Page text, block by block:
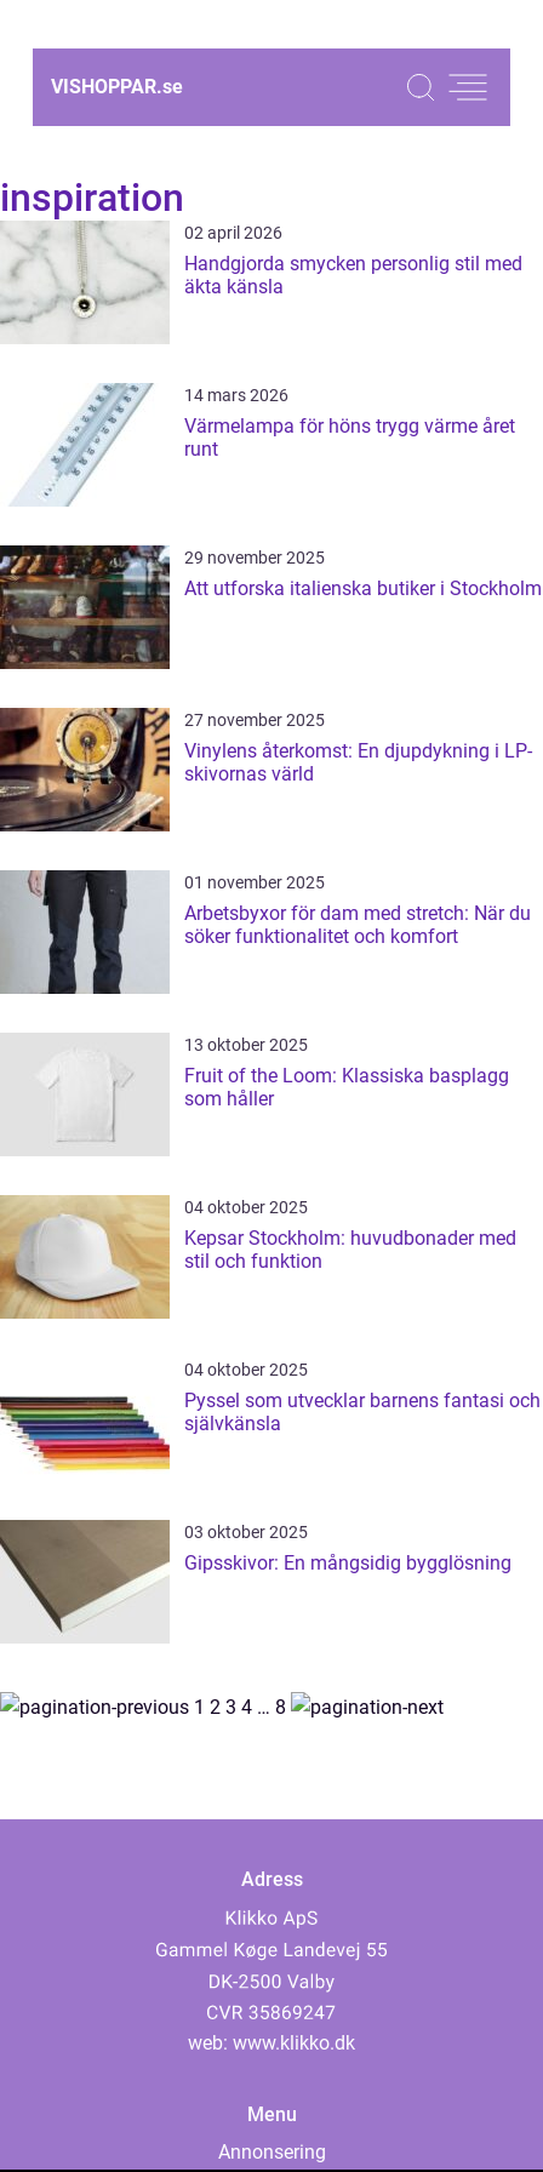
VISHOPPAR.se
inspiration
02 april 2026
Handgjorda smycken personlig stil med
äkta känsla
14 mars 2026
Värmelampa för höns trygg värme året
runt
29 november 2025
Att utforska italienska butiker i Stockholm
27 november 2025
Vinylens återkomst: En djupdykning i LP-
skivornas värld
01 november 2025
Arbetsbyxor för dam med stretch: När du
söker funktionalitet och komfort
13 oktober 2025
Fruit of the Loom: Klassiska basplagg
som håller
04 oktober 2025
Kepsar Stockholm: huvudbonader med
stil och funktion
04 oktober 2025
Pyssel som utvecklar barnens fantasi och
självkänsla
03 oktober 2025
Gipsskivor: En mångsidig bygglösning
1 2 3 4 … 8
Adress
web: www.klikko.dk
Menu
Annonsering